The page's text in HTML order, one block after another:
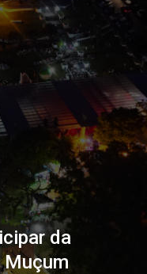
da
Muçum